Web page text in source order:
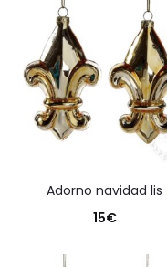
adorno navidad lis
15€